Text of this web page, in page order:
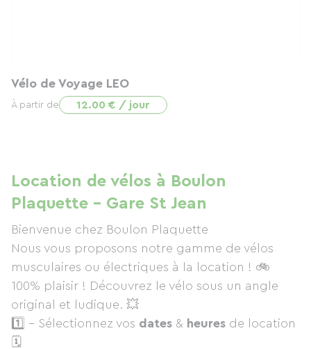
Vélo de Voyage LEO
À partir de 12.00 € / jour
Location de vélos à Boulon
Plaquette - Gare St Jean
Bienvenue chez Boulon Plaquette
Nous vous proposons notre gamme de vélos
musculaires ou électriques à la location ! 🚲
100% plaisir ! Découvrez le vélo sous un angle
original et ludique. 💥
1️⃣ - Sélectionnez vos dates & heures de location
🗓